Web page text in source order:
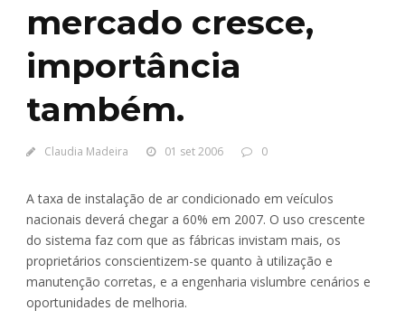
mercado cresce,
importância
também.
Claudia Madeira 01 set 2006 0
A taxa de instalação de ar condicionado em veículos
nacionais deverá chegar a 60% em 2007. O uso crescente
do sistema faz com que as fábricas invistam mais, os
proprietários conscientizem-se quanto à utilização e
manutenção corretas, e a engenharia vislumbre cenários e
oportunidades de melhoria.